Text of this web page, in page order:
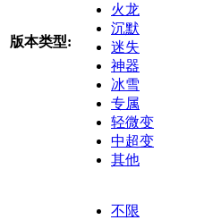
版本类型:
火龙
沉默
迷失
神器
冰雪
专属
轻微变
中超变
其他
不限